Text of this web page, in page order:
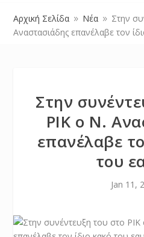
Αρχική Σελίδα 9 Νέα 9 Στην
Αναστασιάδης επανέλαβε τον
Στην
ΡΙΚ ο Ν.
επανέλαβε
του
Jan 11,